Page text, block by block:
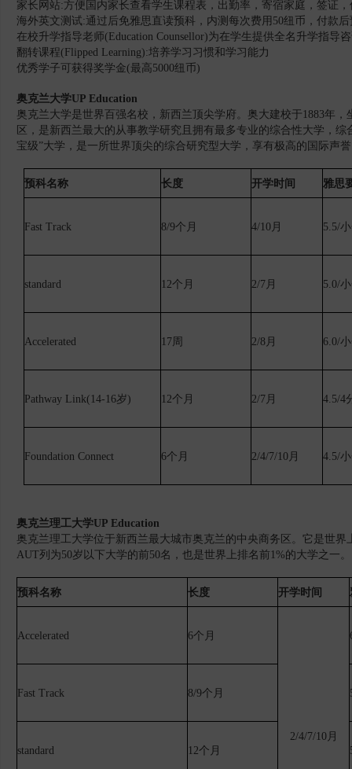
家长网站:方便国内家长查看学生课程表，出勤率，寄宿家庭，签证
海外英文测试:通过后免雅思直读预科，内测每次费用50纽币，付款
在校升学指导老师(Education Counsellor)为在学生提供全名升学指导
翻转课程(Flipped Learning):培养学习习惯和学习能力
优秀学子可获得奖学金(最高5000纽币)
奥克兰大学UP Education
奥克兰大学是世界百强名校，新西兰顶尖学府。奥大建校于1883年
区，是新西兰最大的从事教学研究且拥有最多专业的综合性大学，
宝级”大学，是一所世界顶尖的综合研究型大学，享有极高的国际声
预科名称 长度 开学时间 雅思
Fast Track 8/9个月 4/10月 5.5/
standard 12个月 2/7月 5.0/
Accelerated 17周 2/8月 6.0/
Pathway Link(14-16岁) 12个月 2/7月 4.5/4
Foundation Connect 6个月 2/4/7/10月 4.5/
奥克兰理工大学UP Education
奥克兰理工大学位于新西兰最大城市奥克兰的中央商务区。它是世
AUT列为50岁以下大学的前50名，也是世界上排名前1%的大学之一。
预科名称 长度 开学时间
Accelerated 6个月
2/4/7/10月
Fast Track 8/9个月
standard 12个月